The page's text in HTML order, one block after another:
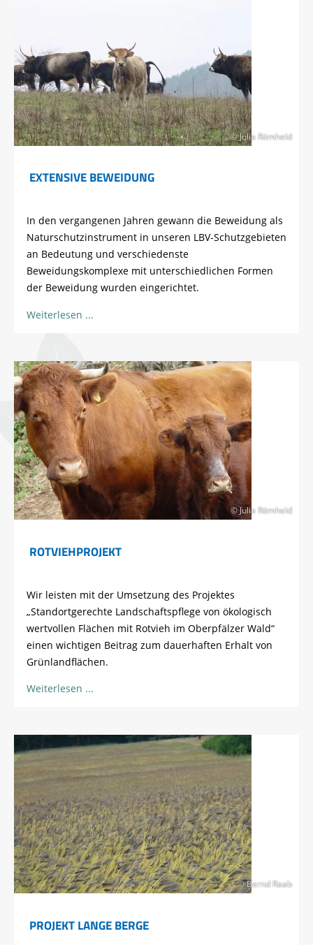
© Julia Römheld
EXTENSIVE BEWEIDUNG
In den vergangenen Jahren gewann die Beweidung als
Naturschutzinstrument in unseren LBV-Schutzgebieten
an Bedeutung und verschiedenste
Beweidungskomplexe mit unterschiedlichen Formen
der Beweidung wurden eingerichtet.
Weiterlesen
© Julia Römheld
ROTVIEHPROJEKT
Wir leisten mit der Umsetzung des Projektes
„Standortgerechte Landschaftspflege von ökologisch
wertvollen Flächen mit Rotvieh im Oberpfälzer Wald“
einen wichtigen Beitrag zum dauerhaften Erhalt von
Grünlandflächen.
Weiterlesen
© Bernd Raab
PROJEKT LANGE BERGE